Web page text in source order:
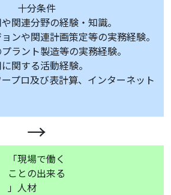
十分条件
関連分野の経験・知識。
ンや関連計画策定等の実務経験。
ラント製造等の実務経験。
関する活動経験。
プロ及び表計算、インターネット
→
「現場で働く
ことの出来る
」人材